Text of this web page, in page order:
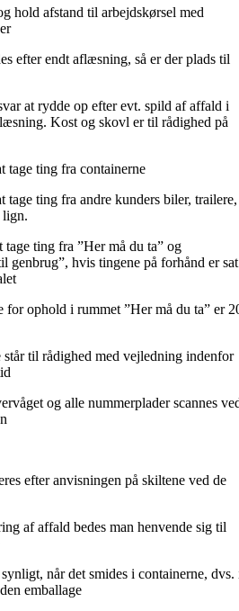
hold afstand til arbejdskørsel med
efter endt aflæsning, så er der plads til
at rydde op efter evt. spild af affald i
Kost og skovl er til rådighed på
tage ting fra containerne
tage ting fra andre kunders biler, trailere,
lign.
ting fra ”Her må du ta” og
genbrug”, hvis tingene på forhånd er sat
for ophold i rummet ”Her må du ta” er
står til rådighed med vejledning indenfor
og alle nummerplader scannes
efter anvisningen på skiltene ved de
af affald bedes man henvende sig til
når det smides i containerne, dvs.
emballage